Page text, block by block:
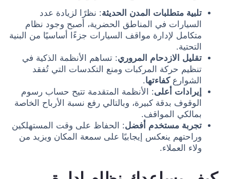
تلبية متطلبات المدن الحديثة: نظرًا لزيادة عدد
السيارات في المناطق الحضرية، أصبح وجود نظام
متكامل لإدارة مواقف السيارات جزءًا أساسيًا من البنية
التحتية.
تقليل الازدحام المروري: تساهم الأنظمة الذكية في
تنظيم حركة المركبات ومنع التكدسات التي تُفقد
الشوارعكفاءتها.
إيرادات أعلى: الأنظمة المتقدمة تتيح حساب رسوم
الوقوف بدقة كبيرة، وبالتالي رفع نسبة الأرباح الخاصة
بمالكي المواقف.
تجربة مستخدم أفضل: الحفاظ على وقت المستهلكين
وراحتهم ينعكس إيجابيًا على سمعة المكان ويزيد من
ولاء العملاء.